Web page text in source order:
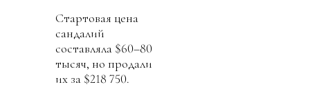
Стартовая цена
сандалий
составляла $60–80
тысяч, но продали
их за $218 750.